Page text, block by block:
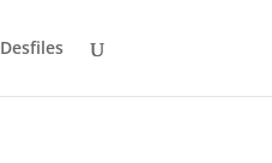
Desfiles